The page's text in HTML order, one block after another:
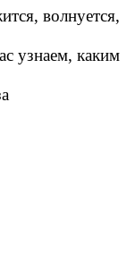
волнуется,
каким